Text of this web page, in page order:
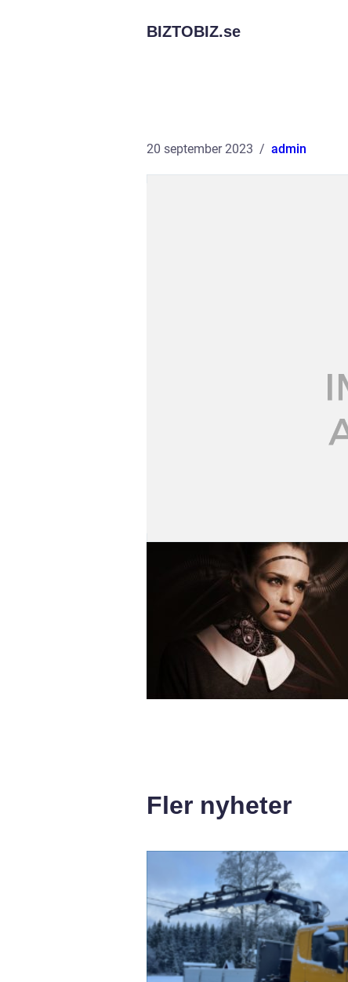
BIZTOBIZ.se
20 september 2023 admin
Fler nyheter